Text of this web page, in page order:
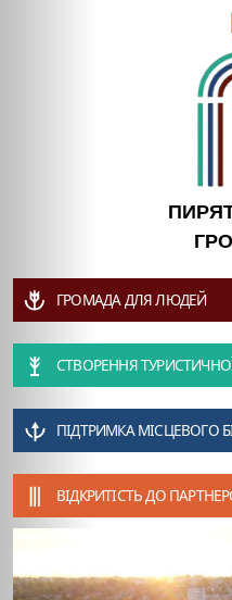
ГРОМАДА ДЛЯ ЛЮДЕЙ
СТВОРЕННЯ
ПІДТРИМКА МІСЦЕВОГО
ВІДКРИТІСТЬ ДО